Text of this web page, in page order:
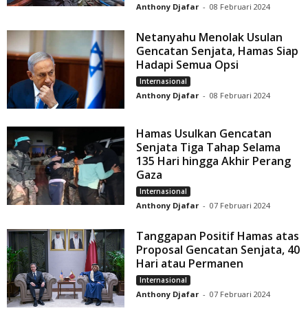
Anthony Djafar - 08 Februari 2024
Netanyahu Menolak Usulan
Gencatan Senjata, Hamas Siap
Hadapi Semua Opsi
Internasional
Anthony Djafar - 08 Februari 2024
Hamas Usulkan Gencatan
Senjata Tiga Tahap Selama
135 Hari hingga Akhir Perang
Gaza
Internasional
Anthony Djafar - 07 Februari 2024
Tanggapan Positif Hamas atas
Proposal Gencatan Senjata, 40
Hari atau Permanen
Internasional
Anthony Djafar - 07 Februari 2024